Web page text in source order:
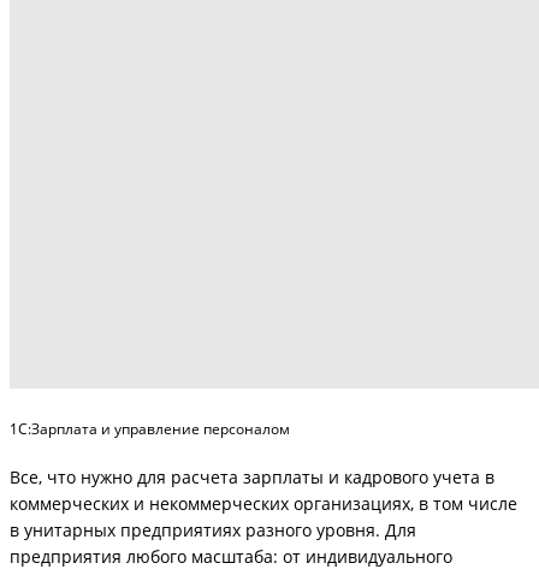
1С:Зарплата и управление персоналом
Все, что нужно для расчета зарплаты и кадрового учета в
коммерческих и некоммерческих организациях, в том числе
в унитарных предприятиях разного уровня. Для
предприятия любого масштаба: от индивидуального